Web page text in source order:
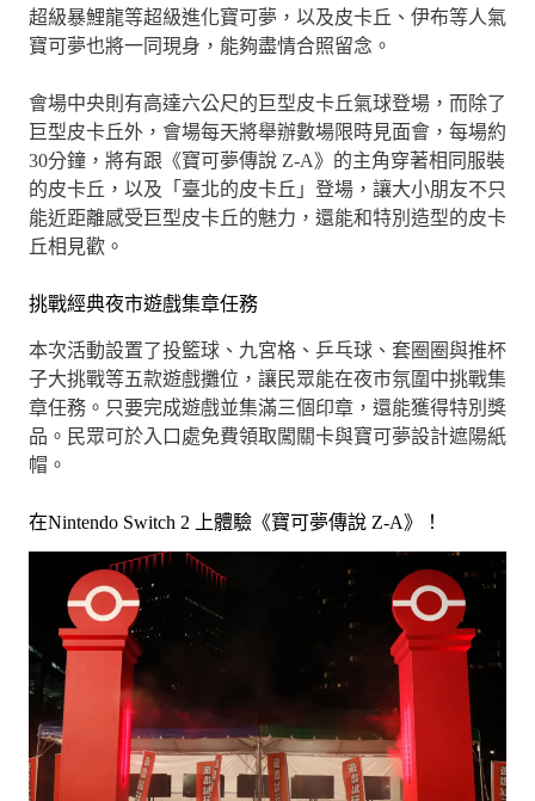
超級暴鯉龍等超級進化寶可夢，以及皮卡丘、伊布等人氣
寶可夢也將一同現身，能夠盡情合照留念。
會場中央則有高達六公尺的巨型皮卡丘氣球登場，而除了
巨型皮卡丘外，會場每天將舉辦數場限時見面會，每場約
30分鐘，將有跟《寶可夢傳說 Z-A》的主角穿著相同服裝
的皮卡丘，以及「臺北的皮卡丘」登場，讓大小朋友不只
能近距離感受巨型皮卡丘的魅力，還能和特別造型的皮卡
丘相見歡。
挑戰經典夜市遊戲集章任務
本次活動設置了投籃球、九宮格、乒乓球、套圈圈與推杯
子大挑戰等五款遊戲攤位，讓民眾能在夜市氛圍中挑戰集
章任務。只要完成遊戲並集滿三個印章，還能獲得特別獎
品。民眾可於入口處免費領取闖關卡與寶可夢設計遮陽紙
帽。
在Nintendo Switch 2 上體驗《寶可夢傳說 Z-A》！